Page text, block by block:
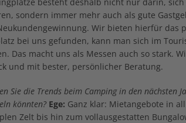
sondern immer mehr auch als gute
Wir bieten hierfür das
bei uns gefunden, kann man sich im
Das macht uns als Messen auch so stark.
und mit bester, persönlicher Beratung.
Sie die Trends beim Camping in den nächsten
könnten? Ege: Ganz klar: Mietangebote in
Zelt bis hin zum vollausgestatten